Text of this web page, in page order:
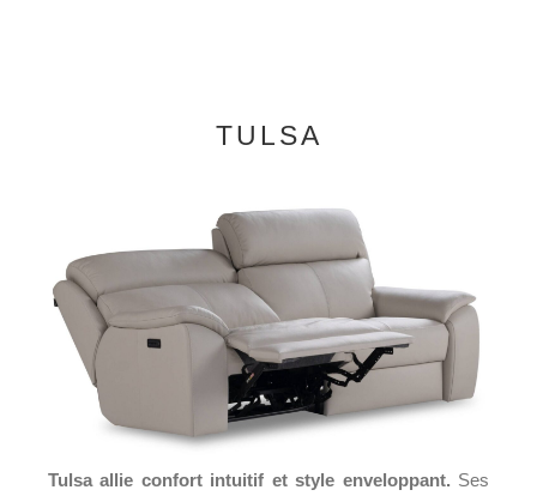
TULSA
Tulsa allie confort intuitif et style enveloppant. Ses